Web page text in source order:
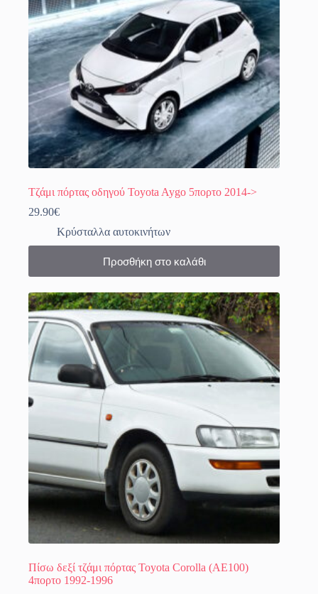
Τζάμι πόρτας οδηγού Toyota Aygo 5πορτο 2014->
29.90€
Κρύσταλλα αυτοκινήτων
Προσθήκη στο καλάθι
Πίσω δεξί τζάμι πόρτας Toyota Corolla (AE100)
4πορτο 1992-1996